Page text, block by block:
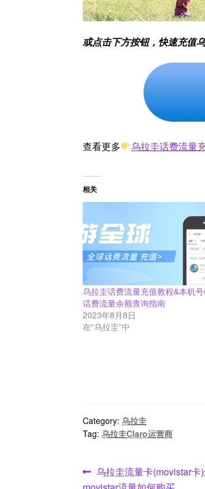
或点击下方按钮，快速充值
查看更多 乌拉圭话费流量
相关
乌拉圭话费流量充值教程&本机号
话费流量余额查询指南
2023年8月8日
在“乌拉圭”中
Category:乌拉圭
Tag:乌拉圭Claro运营商
文Previous
post:
乌拉圭流量卡(movistar卡